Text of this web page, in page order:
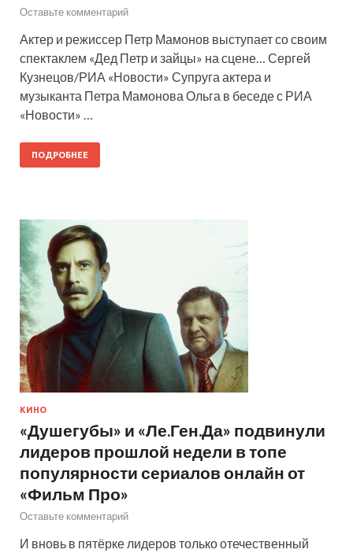
Оставьте комментарий
Актер и режиссер Петр Мамонов выступает со своим
спектаклем «Дед Петр и зайцы» на сцене… Сергей
Кузнецов/РИА «Новости» Супруга актера и
музыканта Петра Мамонова Ольга в беседе с РИА
«Новости» …
ПОДРОБНЕЕ
КИНО
«Душегубы» и «Ле.Ген.Да» подвинули
лидеров прошлой недели в топе
популярности сериалов онлайн от
«Фильм Про»
Оставьте комментарий
И вновь в пятёрке лидеров только отечественный